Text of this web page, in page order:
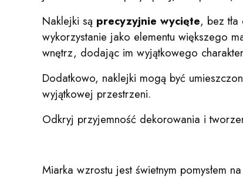
Naklejki są precyzyjnie wycięte, bez
wykorzystanie jako elementu większego
wnętrz, dodając im wyjątkowego
Dodatkowo, naklejki mogą być
wyjątkowej przestrzeni.
Odkryj przyjemność dekorowania i
Miarka wzrostu jest świetnym pomysłem